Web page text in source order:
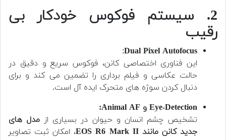
2. سیستم فوکوس خودکار بی
رقیب
Dual Pixel Autofocus
:
این فناوری اختصاصی کانن، فوکوس سریع و دقیق در
حالت عکاسی و فیلم برداری را تضمین می کند و برای
دنبال کردن سوژه های متحرک ایده آل است.
Eye-Detection و Animal AF:
تشخیص چشم انسان و حیوان در بسیاری از مدل های
جدید کانن مانند EOS R6 Mark II
، امکان ثبت تصاویر